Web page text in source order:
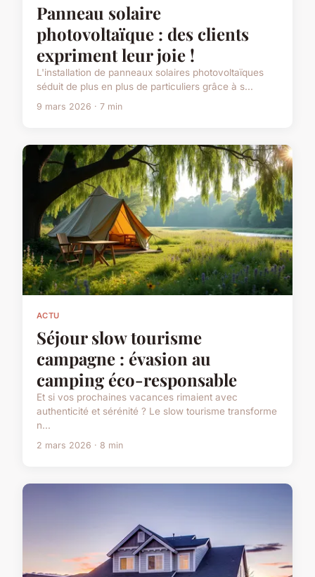
Panneau solaire
photovoltaïque : des clients
expriment leur joie !
L'installation de panneaux solaires photovoltaïques
séduit de plus en plus de particuliers grâce à s...
9 mars 2026 · 7 min
ACTU
Séjour slow tourisme
campagne : évasion au
camping éco-responsable
Et si vos prochaines vacances rimaient avec
authenticité et sérénité ? Le slow tourisme transforme
n...
2 mars 2026 · 8 min